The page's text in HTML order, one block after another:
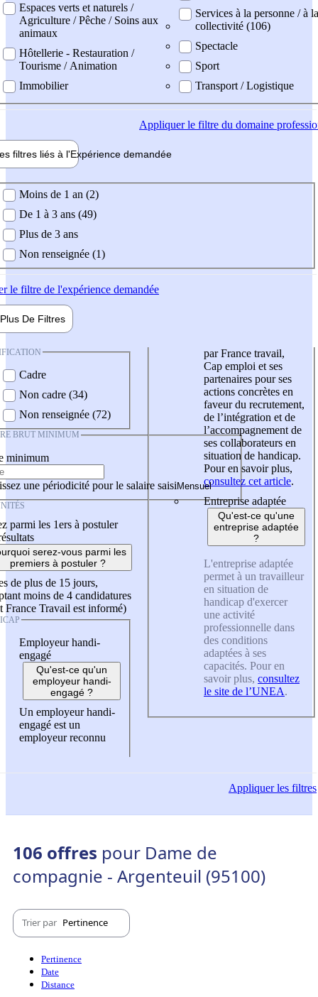
Espaces verts et naturels /
Agriculture / Pêche / Soins aux
animaux
Hôtellerie - Restauration /
Tourisme / Animation
Immobilier
Services à la personne / à la
collectivité (106)
Spectacle
Sport
Transport / Logistique
Appliquerle filtre du domaine
filtres liés à l'Expérience demandée
demandée
Moins de 1 an (2)
De 1 à 3 ans (49)
Plus de 3 ans
Non renseignée (1)
le filtre de l'expérience demandée
Plus De Filtres
Cadre
Non cadre (34)
Non renseignée (72)
BRUT MINIMUM
minimum
une périodicité pour le salaire saisi
parmi les 1ers à postuler
serez-vous parmi les
premiers à postuler ?
de plus de 15 jours,
moins de 4 candidatures
France Travail est informé)
Employeur handi-
engagé
Qu'est-ce qu'un
employeur handi-
engagé ?
Un employeur handi-
engagé est un
employeur reconnu
par France travail,
Cap emploi et ses
partenaires pour ses
actions concrètes en
faveur du recrutement,
de l’intégration et de
l’accompagnement de
ses collaborateurs en
situation de handicap.
Pour en savoir plus,
consultez cet article.
Entreprise adaptée
Qu'est-ce qu'une
entreprise adaptée
?
L'entreprise adaptée
permet à un travailleur
en situation de
handicap d'exercer
une activité
professionnelle dans
des conditions
adaptées à ses
capacités. Pour en
savoir plus, consultez
le site de l’UNEA.
Appliquerles filtres
106 offres pour Dame de
compagnie - Argenteuil (95100)
Trier par Pertinence
Pertinence
Date
Distance